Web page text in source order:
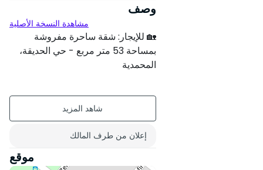
عمر البناء : بين 6 و 10 سنة
إقامة آمنة
Sud-Ouest
وصف
مشاهدة النسخة الأصلية
🏡 للإيجار: شقة ساحرة مفروشة
بمساحة 53 متر مربع - حي الحديقة،
المحمدية
تقع هذه الشقة بمساحة 53 متر مربع
في إحدى الإقامات الآمنة والهادئة في
قلب حي الحديقة الشهير في المحمدية،
وتوفر مساحة معيشة مريحة وعصرية،
إعلان من طرف المالك
موقع